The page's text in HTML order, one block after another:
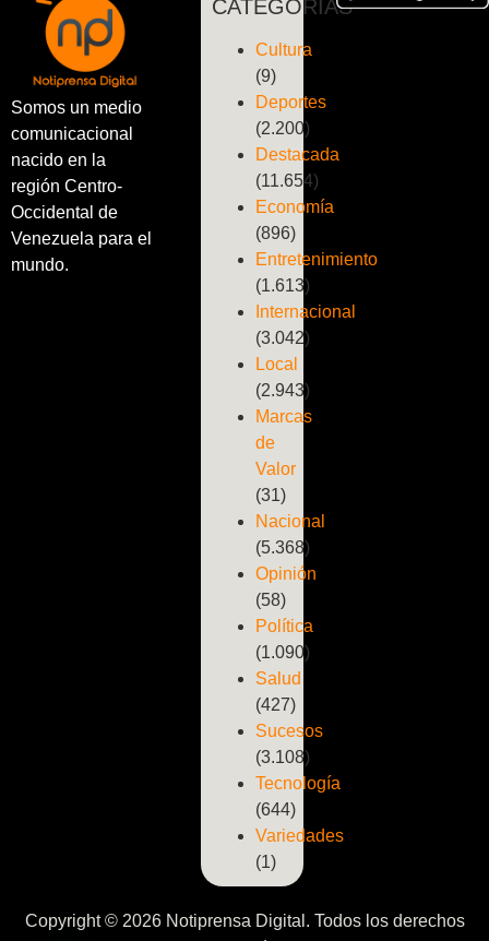
Somos un medio
comunicacional
nacido en la
región Centro-
Occidental de
Venezuela para el
mundo.
CATEGORÍAS
Cultura
(9)
Deportes
(2.200)
Destacada
(11.654)
Economía
(896)
Entretenimiento
(1.613)
Internacional
(3.042)
Local
(2.943)
Marcas
de
Valor
(31)
Nacional
(5.368)
Opinión
(58)
Política
(1.090)
Salud
(427)
Sucesos
(3.108)
Tecnología
(644)
Variedades
(1)
Copyright © 2026 Notiprensa Digital. Todos los derechos